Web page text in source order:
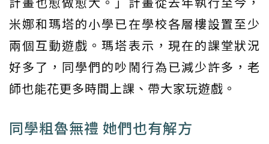
米娜和瑪塔的小學已在學校各層樓設置至少
兩個互動遊戲。瑪塔表示，現在的課堂狀況
好多了，同學們的吵鬧行為已減少許多，老
師也能花更多時間上課、帶大家玩遊戲。
同學粗魯無禮 她們也有解方